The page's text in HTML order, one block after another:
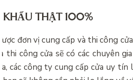
KHẨU THẬT 100%
đơn vị cung cấp và thi công
thi công cửa sẽ có các chuyên
các công ty cung cấp cửa uy